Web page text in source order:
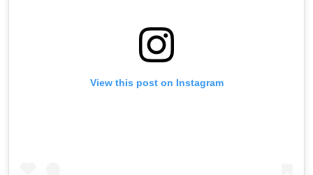
View this post on Instagram